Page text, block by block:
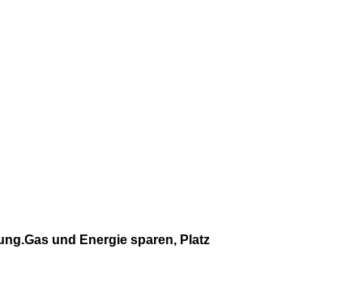
und Energie sparen, Platz